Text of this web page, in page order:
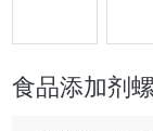
食品添加剂